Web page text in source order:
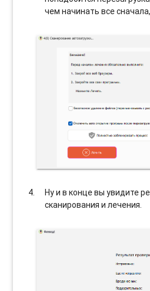
чем начинать все
Ну и в конце вы увидите
сканирования и лечения.